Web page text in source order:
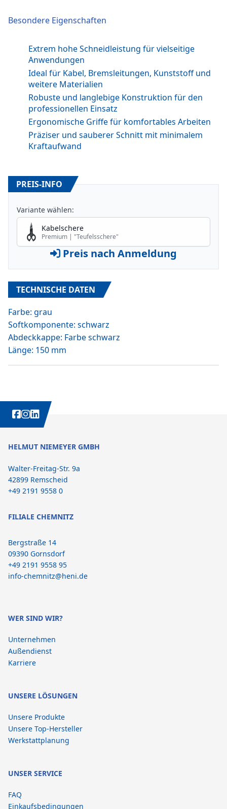
Besondere Eigenschaften
Extrem hohe Schneidleistung für vielseitige
Anwendungen
Ideal für Kabel, Bremsleitungen, Kunststoff und
weitere Materialien
Robuste und langlebige Konstruktion für den
professionellen Einsatz
Ergonomische Griffe für komfortables Arbeiten
Präziser und sauberer Schnitt mit minimalem
Kraftaufwand
PREIS-INFO
Variante wählen:
Kabelschere
Premium | "Teufelsschere"
Preis nach Anmeldung
TECHNISCHE DATEN
Farbe: grau
Softkomponente: schwarz
Abdeckkappe: Farbe schwarz
Länge: 150 mm
WEITERE INTERESSANTE INHALTE IMMER AUCH AUF:
HELMUT NIEMEYER GMBH
Walter-Freitag-Str. 9a
42899 Remscheid
+49 2191 9558 0
FILIALE CHEMNITZ
Bergstraße 14
09390 Gornsdorf
+49 2191 9558 95
info-chemnitz@heni.de
WER SIND WIR?
Unternehmen
Außendienst
Karriere
UNSERE LÖSUNGEN
Unsere Produkte
Unsere Top-Hersteller
Werkstattplanung
UNSER SERVICE
FAQ
Einkaufsbedingungen